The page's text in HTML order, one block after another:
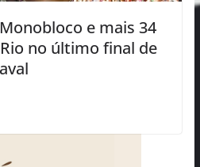
e mais 34
no último final de